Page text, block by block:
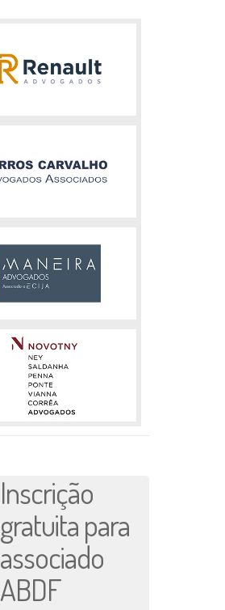
Inscrição
gratuita para
associado
ABDF